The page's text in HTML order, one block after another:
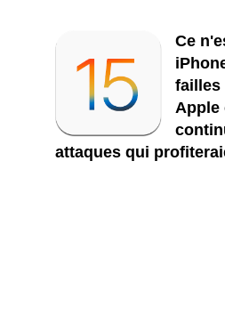
Ce
failles
Apple
attaques qui